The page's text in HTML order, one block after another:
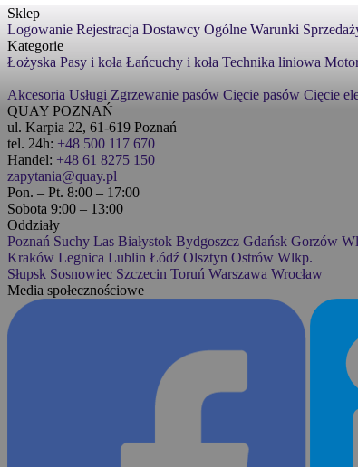
Sklep
Logowanie Rejestracja Dostawcy Ogólne Warunki
Kategorie
Łożyska Pasy i koła Łańcuchy i koła Technika liniowa
Akcesoria Usługi Zgrzewanie pasów Cięcie pasów Cięcie
QUAY POZNAŃ
ul. Karpia 22, 61-619 Poznań
tel. 24h: +48 500 117 670
Handel: +48 61 8275 150
zapytania@quay.pl
Pon. – Pt. 8:00 – 17:00
Sobota 9:00 – 13:00
Oddziały
Poznań Suchy Las Białystok Bydgoszcz Gdańsk Gorzów
Kraków Legnica Lublin Łódź Olsztyn Ostrów Wlkp.
Słupsk Sosnowiec Szczecin Toruń Warszawa Wrocław
Media społecznościowe